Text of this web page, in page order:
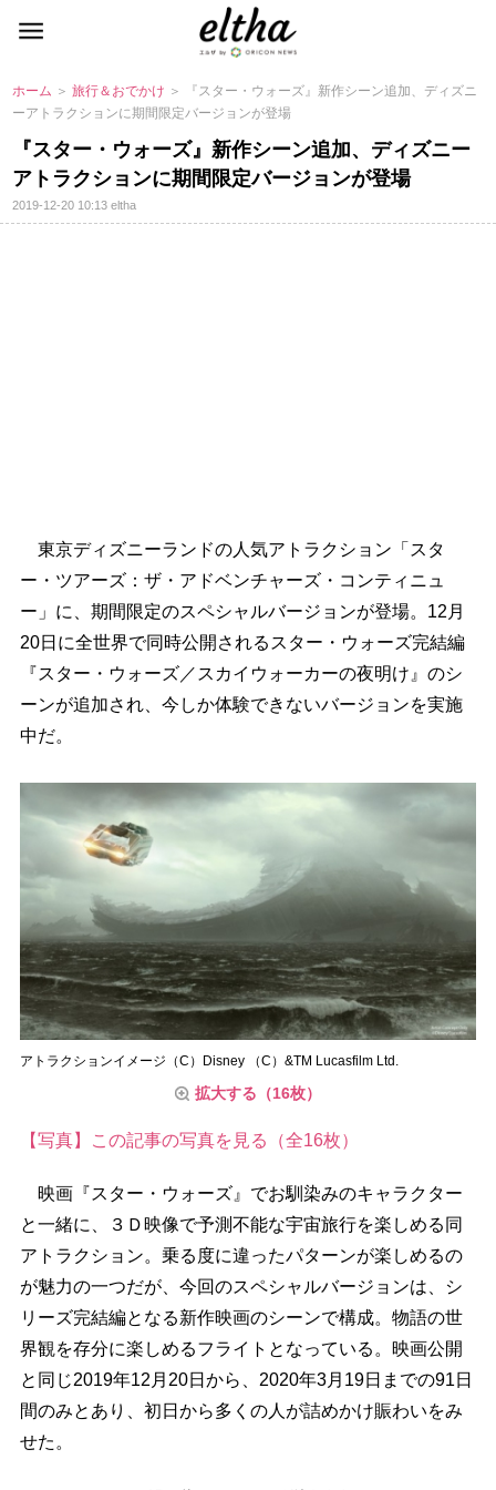
ホーム ＞旅行＆おでかけ ＞ 『スター・ウォーズ』新作シーン追加、ディズニ
ーアトラクションに期間限定バージョンが登場
『スター・ウォーズ』新作シーン追加、ディズニー
アトラクションに期間限定バージョンが登場
2019-12-20 10:13eltha
東京ディズニーランドの人気アトラクション「スタ
ー・ツアーズ：ザ・アドベンチャーズ・コンティニュ
ー」に、期間限定のスペシャルバージョンが登場。12月
20日に全世界で同時公開されるスター・ウォーズ完結編
『スター・ウォーズ／スカイウォーカーの夜明け』のシ
ーンが追加され、今しか体験できないバージョンを実施
中だ。
アトラクションイメージ（C）Disney （C）&TM Lucasfilm Ltd.
拡大する（16枚）
【写真】この記事の写真を見る（全16枚）
映画『スター・ウォーズ』でお馴染みのキャラクター
と一緒に、３Ｄ映像で予測不能な宇宙旅行を楽しめる同
アトラクション。乗る度に違ったパターンが楽しめるの
が魅力の一つだが、今回のスペシャルバージョンは、シ
リーズ完結編となる新作映画のシーンで構成。物語の世
界観を存分に楽しめるフライトとなっている。映画公開
と同じ2019年12月20日から、2020年3月19日までの91日
間のみとあり、初日から多くの人が詰めかけ賑わいをみ
せた。